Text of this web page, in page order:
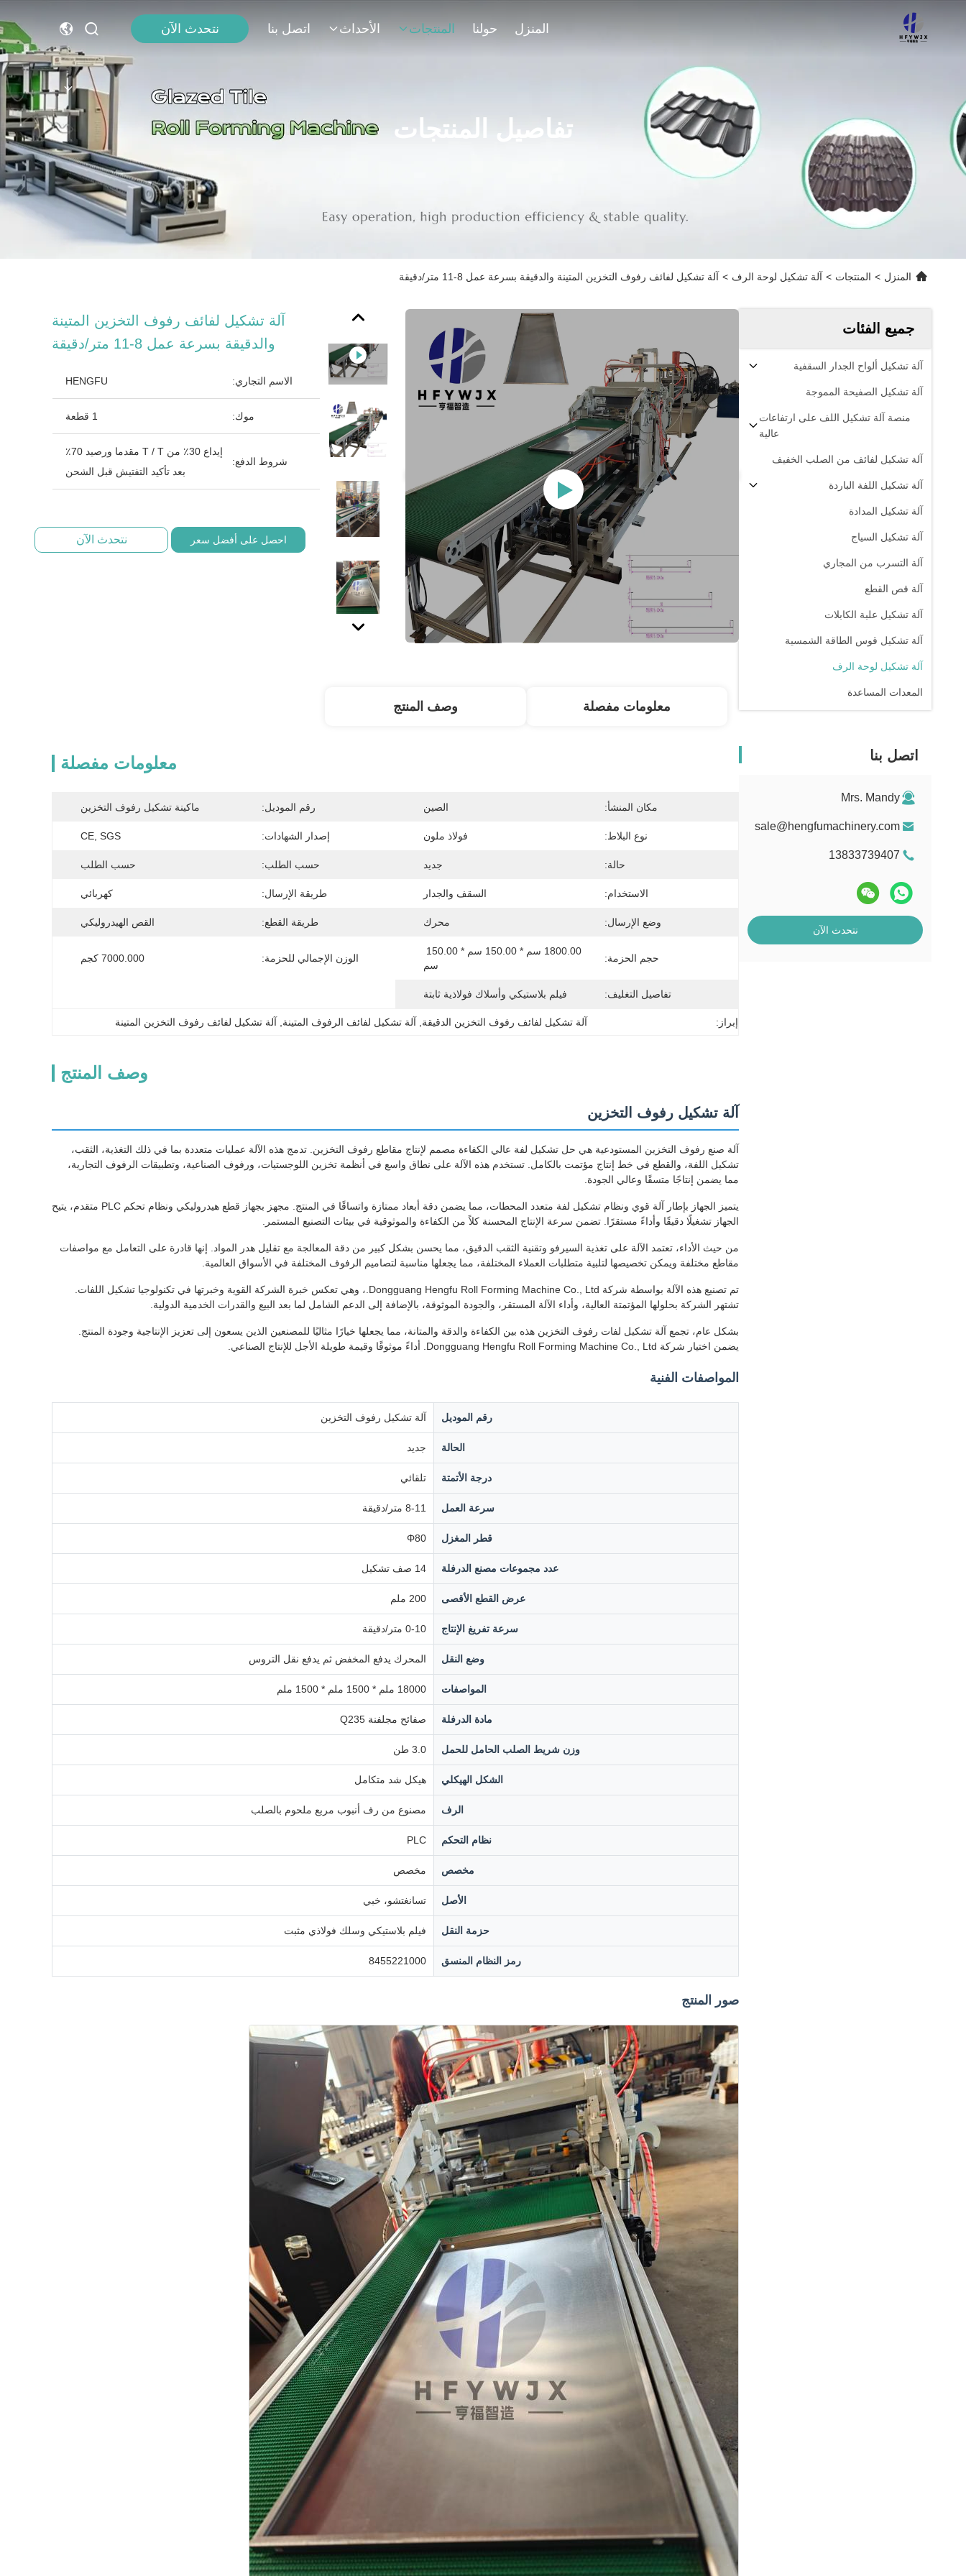
المنزل حولنا المنتجات الأحداث اتصل بنا نتحدث الآن
تفاصيل المنتجات
المنزل > المنتجات > آلة تشكيل لوحة الرف > آلة تشكيل لفائف رفوف التخزين المتينة والدقيقة بسرعة عمل 8-11 متر/دقيقة
جميع الفئات
آلة تشكيل ألواح الجدار السقفية
آلة تشكيل الصفيحة المموجة
منصة آلة تشكيل اللف على ارتفاعات
عالية
آلة تشكيل لفائف من الصلب الخفيف
آلة تشكيل اللفة الباردة
آلة تشكيل المدادة
آلة تشكيل السياج
آلة التسرب من المجاري
آلة قص القطع
آلة تشكيل علبة الكابلات
آلة تشكيل قوس الطاقة الشمسية
آلة تشكيل لوحة الرف
المعدات المساعدة
اتصل بنا
Mrs. Mandy
sale@hengfumachinery.com
13833739407
نتحدث الآن
آلة تشكيل لفائف رفوف التخزين المتينة
والدقيقة بسرعة عمل 8-11 متر/دقيقة
الاسم التجاري: HENGFU
موك: 1 قطعة
شروط الدفع:
إيداع 30٪ من T / T مقدما ورصيد 70٪
بعد تأكيد التفتيش قبل الشحن
احصل على أفضل سعر نتحدث الآن
معلومات مفصلة وصف المنتج
معلومات مفصلة
مكان المنشأ: الصين رقم الموديل: ماكينة تشكيل رفوف التخزين
نوع البلاط: فولاذ ملون إصدار الشهادات: CE, SGS
حالة: جديد حسب الطلب: حسب الطلب
الاستخدام: السقف والجدار طريقة الإرسال: كهربائي
وضع الإرسال: محرك طريقة القطع: القص الهيدروليكي
حجم الحزمة:
سم
الوزن الإجمالي للحزمة: 7000.000 كجم
تفاصيل التغليف: فيلم بلاستيكي وأسلاك فولاذية ثابتة
إبراز: آلة تشكيل لفائف رفوف التخزين الدقيقة آلة تشكيل لفائف الرفوف المتينة آلة تشكيل لفائف رفوف التخزين المتينة
وصف المنتج
آلة تشكيل رفوف التخزين
آلة صنع رفوف التخزين المستودعية هي حل تشكيل لفة عالي الكفاءة مصمم لإنتاج مقاطع رفوف التخزين. تدمج هذه الآلة عمليات متعددة بما في ذلك التغذية، الثقب،
تشكيل اللفة، والقطع في خط إنتاج مؤتمت بالكامل. تستخدم هذه الآلة على نطاق واسع في أنظمة تخزين اللوجستيات، ورفوف الصناعية، وتطبيقات الرفوف التجارية،
مما يضمن إنتاجًا متسقًا وعالي الجودة.
يتميز الجهاز بإطار آلة قوي ونظام تشكيل لفة متعدد المحطات، مما يضمن دقة أبعاد ممتازة واتساقًا في المنتج. مجهز بجهاز قطع هيدروليكي ونظام تحكم PLC متقدم، يتيح
الجهاز تشغيلًا دقيقًا وأداءً مستقرًا. تضمن سرعة الإنتاج المحسنة كلاً من الكفاءة والموثوقية في بيئات التصنيع المستمر.
من حيث الأداء، تعتمد الآلة على تغذية السيرفو وتقنية الثقب الدقيق، مما يحسن بشكل كبير من دقة المعالجة مع تقليل هدر المواد. إنها قادرة على التعامل مع مواصفات
مقاطع مختلفة ويمكن تخصيصها لتلبية متطلبات العملاء المختلفة، مما يجعلها مناسبة لتصاميم الرفوف المختلفة في الأسواق العالمية.
تم تصنيع هذه الآلة بواسطة شركة Dongguang Hengfu Roll Forming Machine Co., Ltd.، وهي تعكس خبرة الشركة القوية وخبرتها في تكنولوجيا تشكيل اللفات.
تشتهر الشركة بحلولها المؤتمتة العالية، وأداء الآلة المستقر، والجودة الموثوقة، بالإضافة إلى الدعم الشامل لما بعد البيع والقدرات الخدمية الدولية.
بشكل عام، تجمع آلة تشكيل لفات رفوف التخزين هذه بين الكفاءة والدقة والمتانة، مما يجعلها خيارًا مثاليًا للمصنعين الذين يسعون إلى تعزيز الإنتاجية وجودة المنتج.
يضمن اختيار شركة Dongguang Hengfu Roll Forming Machine Co., Ltd. أداءً موثوقًا وقيمة طويلة الأجل للإنتاج الصناعي.
المواصفات الفنية
رقم الموديل آلة تشكيل رفوف التخزين
الحالة جديد
درجة الأتمتة تلقائي
سرعة العمل 8-11 متر/دقيقة
قطر المغزل Φ80
عدد مجموعات مصنع الدرفلة 14 صف تشكيل
عرض القطع الأقصى 200 ملم
سرعة تفريغ الإنتاج 0-10 متر/دقيقة
وضع النقل المحرك يدفع المخفض ثم يدفع نقل التروس
المواصفات 18000 ملم * 1500 ملم * 1500 ملم
مادة الدرفلة صفائح مجلفنة Q235
وزن شريط الصلب الحامل للحمل 3.0 طن
الشكل الهيكلي هيكل شد متكامل
الرف مصنوع من رف أنبوب مربع ملحوم بالصلب
نظام التحكم PLC
مخصص مخصص
الأصل تسانغتشو، خبي
حزمة النقل فيلم بلاستيكي وسلك فولاذي مثبت
رمز النظام المنسق 8455221000
صور المنتج